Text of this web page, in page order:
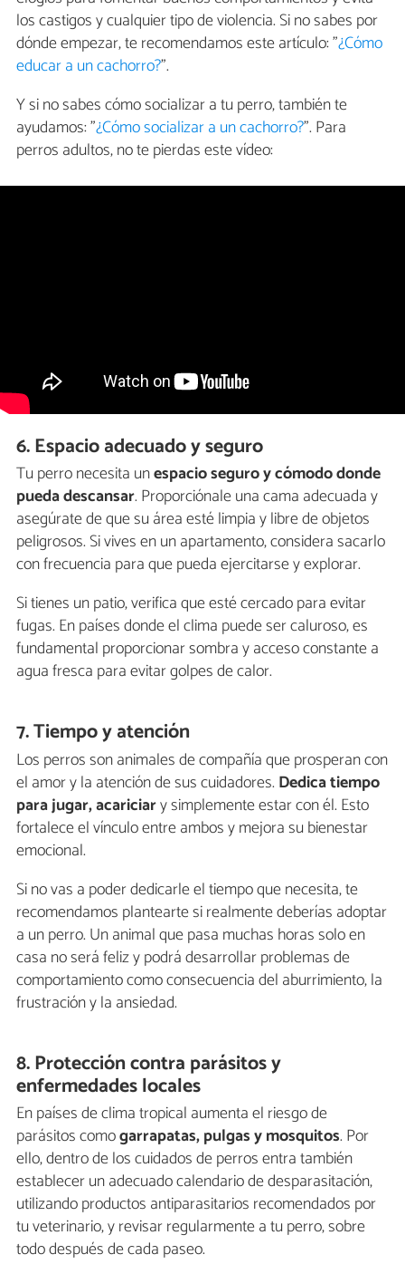
los castigos y cualquier tipo de violencia. Si no sabes por
dónde empezar, te recomendamos este artículo: "¿Cómo
educar a un cachorro?".
Y si no sabes cómo socializar a tu perro, también te
ayudamos: "¿Cómo socializar a un cachorro?". Para
perros adultos, no te pierdas este vídeo:
6. Espacio adecuado y seguro
Tu perro necesita unespacio seguro y cómodo donde
pueda descansar. Proporciónale una cama adecuada y
asegúrate de que su área esté limpia y libre de objetos
peligrosos. Si vives en un apartamento, considera sacarlo
con frecuencia para que pueda ejercitarse y explorar.
Si tienes un patio, verifica que esté cercado para evitar
fugas. En países donde el clima puede ser caluroso, es
fundamental proporcionar sombra y acceso constante a
agua fresca para evitar golpes de calor.
7. Tiempo y atención
Los perros son animales de compañía que prosperan con
el amor y la atención de sus cuidadores. Dedica tiempo
para jugar, acariciary simplemente estar con él. Esto
fortalece el vínculo entre ambos y mejora su bienestar
emocional.
Si no vas a poder dedicarle el tiempo que necesita, te
recomendamos plantearte si realmente deberías adoptar
a un perro. Un animal que pasa muchas horas solo en
casa no será feliz y podrá desarrollar problemas de
comportamiento como consecuencia del aburrimiento, la
frustración y la ansiedad.
8. Protección contra parásitos y
enfermedades locales
En países de clima tropical aumenta el riesgo de
parásitos comogarrapatas, pulgas y mosquitos. Por
ello, dentro de los cuidados de perros entra también
establecer un adecuado calendario de desparasitación,
utilizando productos antiparasitarios recomendados por
tu veterinario, y revisar regularmente a tu perro, sobre
todo después de cada paseo.